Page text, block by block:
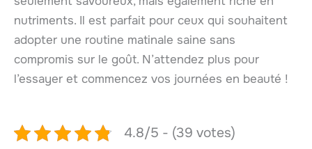
nutriments. Il est parfait pour ceux qui souhaitent
adopter une routine matinale saine sans
compromis sur le goût. N’attendez plus pour
l’essayer et commencez vos journées en beauté !
4.8/5 - (39 votes)